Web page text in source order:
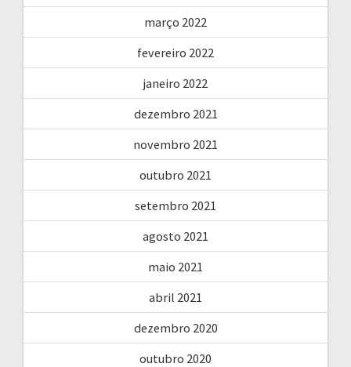
março 2022
fevereiro 2022
janeiro 2022
dezembro 2021
novembro 2021
outubro 2021
setembro 2021
agosto 2021
maio 2021
abril 2021
dezembro 2020
outubro 2020